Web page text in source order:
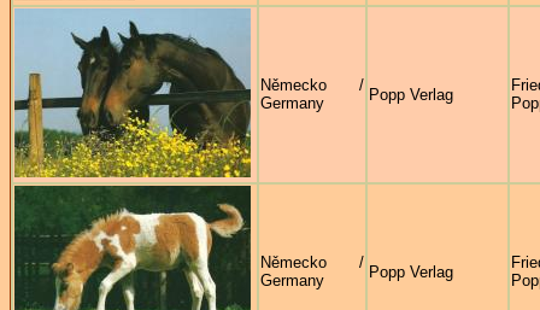
Německo /
Germany
Popp Verlag
Německo /
Germany
Popp Verlag